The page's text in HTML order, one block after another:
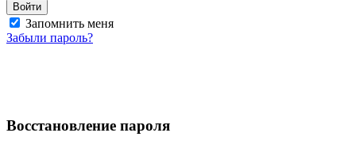
Войти
Запомнить меня
Забыли пароль?
Восстановление пароля